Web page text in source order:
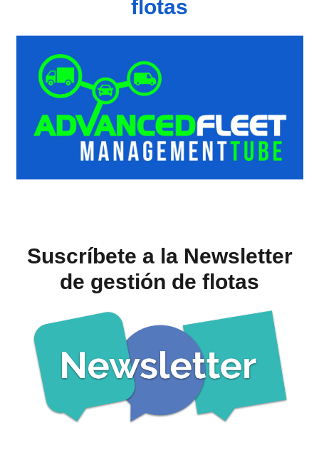
flotas
Suscríbete a la Newsletter
de gestión de flotas